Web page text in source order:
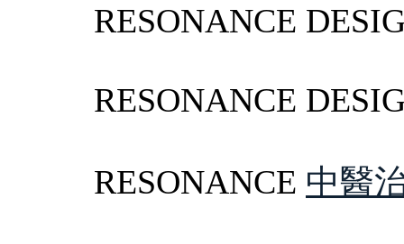
RESONANCE
RESONANCE
RESONANCE 中醫